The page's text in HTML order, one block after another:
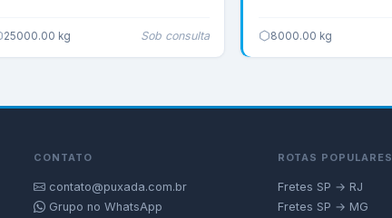
25000.00 kg Sob consulta 8000.00 kg
CONTATO
contato@puxada.com.br
Grupo no WhatsApp
ROTAS POPULARES
Fretes SP → RJ
Fretes SP → MG